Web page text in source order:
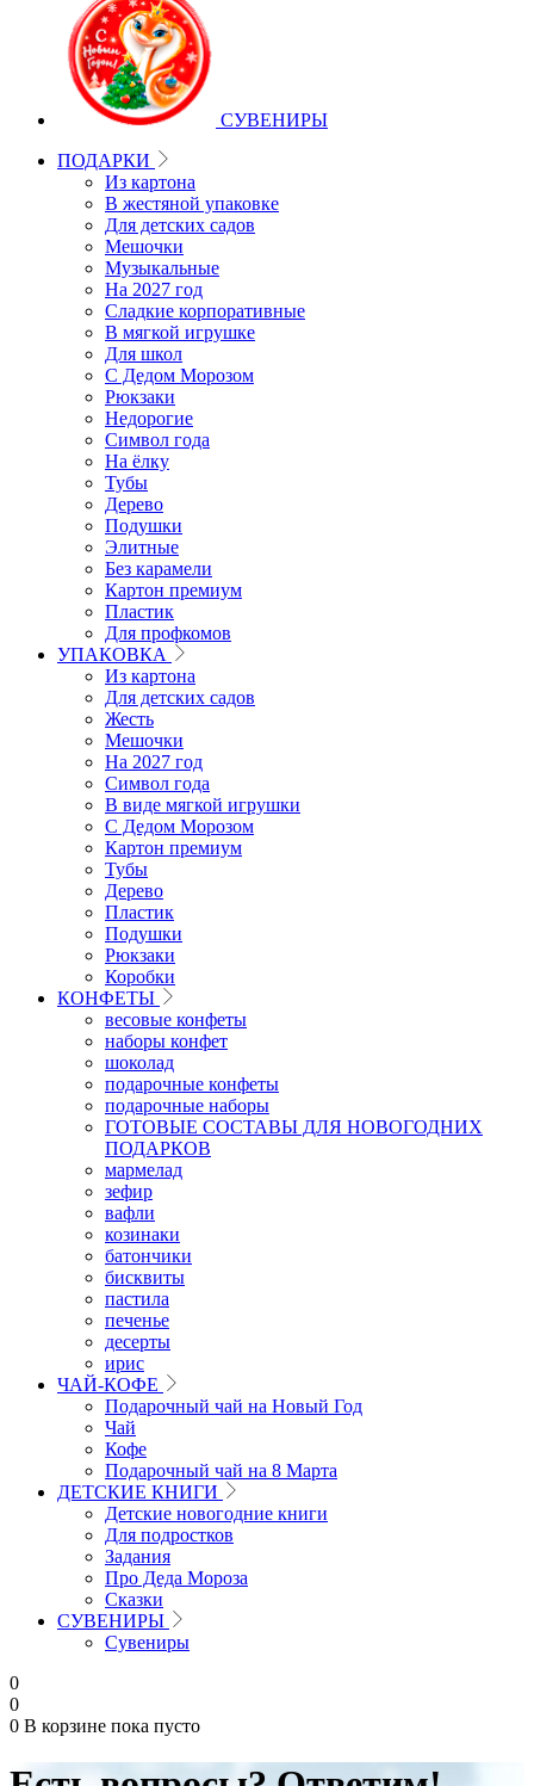
СУВЕНИРЫ
ПОДАРКИ
Из картона
В жестяной упаковке
Для детских садов
Мешочки
Музыкальные
На 2027 год
Сладкие корпоративные
В мягкой игрушке
Для школ
С Дедом Морозом
Рюкзаки
Недорогие
Символ года
На ёлку
Тубы
Дерево
Подушки
Элитные
Без карамели
Картон премиум
Пластик
Для профкомов
УПАКОВКА
Из картона
Для детских садов
Жесть
Мешочки
На 2027 год
Символ года
В виде мягкой игрушки
С Дедом Морозом
Картон премиум
Тубы
Дерево
Пластик
Подушки
Рюкзаки
Коробки
КОНФЕТЫ
весовые конфеты
наборы конфет
шоколад
подарочные конфеты
подарочные наборы
ГОТОВЫЕ СОСТАВЫ ДЛЯ НОВОГОДНИХ
ПОДАРКОВ
мармелад
зефир
вафли
козинаки
батончики
бисквиты
пастила
печенье
десерты
ирис
ЧАЙ-КОФЕ
Подарочный чай на Новый Год
Чай
Кофе
Подарочный чай на 8 Марта
ДЕТСКИЕ КНИГИ
Детские новогодние книги
Для подростков
Задания
Про Деда Мороза
Сказки
СУВЕНИРЫ
Сувениры
0
0
0 В корзине пока пусто